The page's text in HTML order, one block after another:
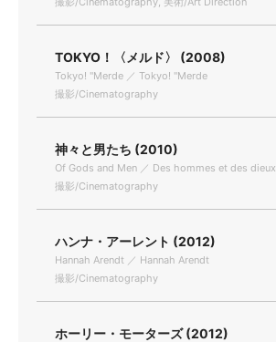
TOKYO！〈メルド〉 (2008)
Tokyo! "Merde ／ Tokyo! "Merde
撮影/Cinematography
神々と男たち (2010)
Of Gods and Men ／ Des hommes et des dieux
撮影/Cinematography
ハンナ・アーレント (2012)
Hannah Arendt ／ Hannah Arendt
撮影/Cinematography
ホーリー・モーターズ (2012)